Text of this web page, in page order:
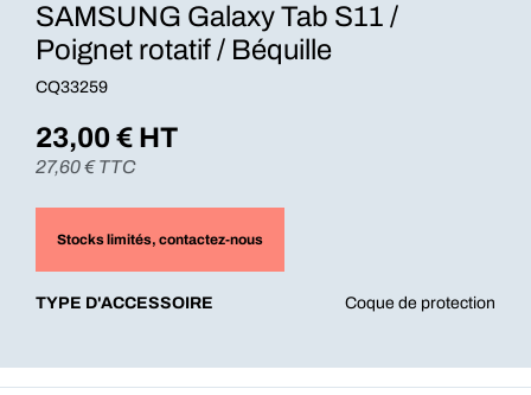
SAMSUNG Galaxy Tab S11 /
Poignet rotatif / Béquille
CQ33259
23,00€ HT
27,60€ TTC
Stocks limités, contactez-nous
TYPE D'ACCESSOIRE Coque de protection